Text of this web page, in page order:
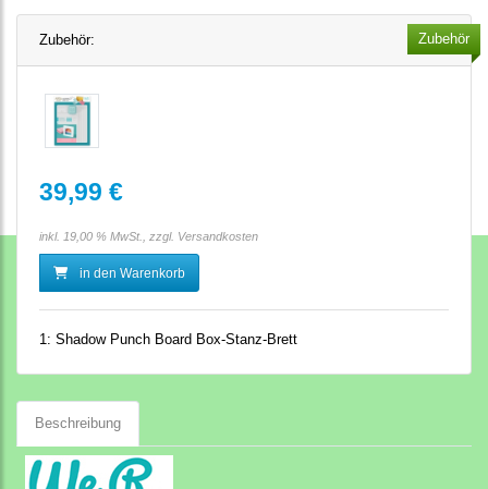
Zubehör: Zubehör
39,99 €
inkl. 19,00 % MwSt., zzgl. Versandkosten
in den Warenkorb
1: Shadow Punch Board Box-Stanz-Brett
Beschreibung